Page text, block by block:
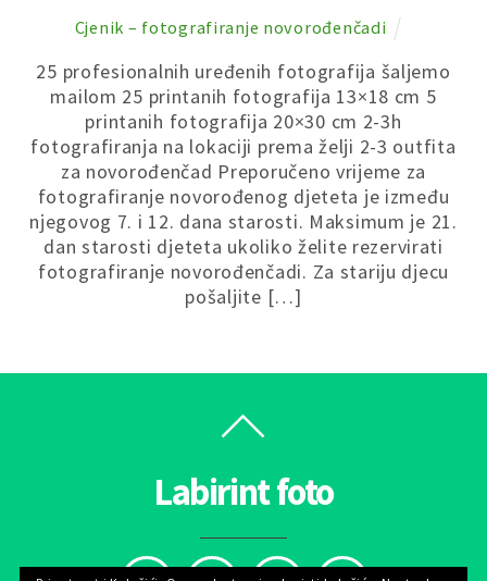
Cjenik – fotografiranje novorođenčadi
25 profesionalnih uređenih fotografija šaljemo
mailom 25 printanih fotografija 13×18 cm 5
printanih fotografija 20×30 cm 2-3h
fotografiranja na lokaciji prema želji 2-3 outfita
za novorođenčad Preporučeno vrijeme za
fotografiranje novorođenog djeteta je između
njegovog 7. i 12. dana starosti. Maksimum je 21.
dan starosti djeteta ukoliko želite rezervirati
fotografiranje novorođenčadi. Za stariju djecu
pošaljite […]
Labirint foto